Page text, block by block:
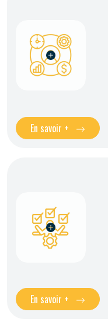
En savoir +
En savoir +